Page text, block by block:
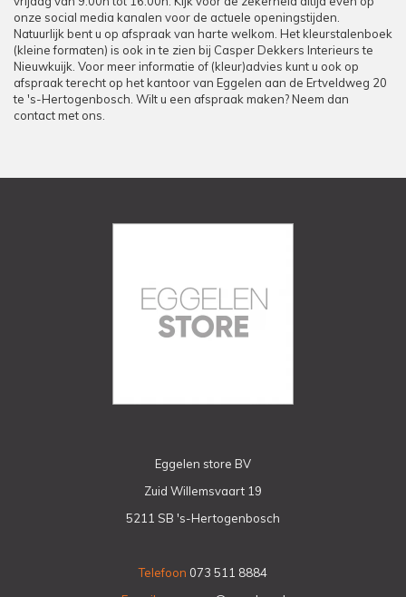
onze social media kanalen voor de actuele openingstijden.
Natuurlijk bent u op afspraak van harte welkom. Het kleurstalenboek
(kleine formaten) is ook in te zien bij Casper Dekkers Interieurs te
Nieuwkuijk. Voor meer informatie of (kleur)advies kunt u ook op
afspraak terecht op het kantoor van Eggelen aan de Ertveldweg 20
te 's-Hertogenbosch. Wilt u een afspraak maken? Neem dan
contact met ons.
Eggelen store BV
Zuid Willemsvaart 19
5211 SB 's-Hertogenbosch
Telefoon 073 511 8884